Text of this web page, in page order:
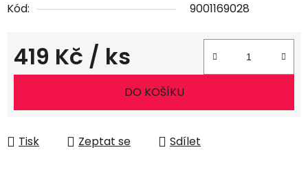
Kód:
9001169028
419 Kč / ks
Měrná cena:
DO KOŠÍKU
Tisk Zeptat se Sdílet